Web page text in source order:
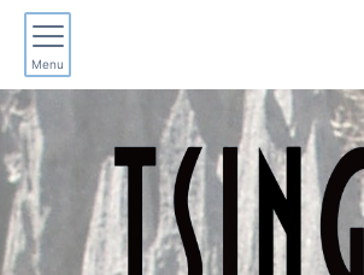
Menu